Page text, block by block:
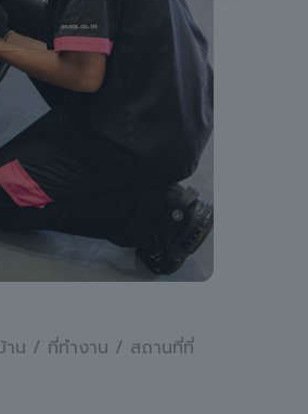
าน / ที่ทำงาน / สถานที่ที่